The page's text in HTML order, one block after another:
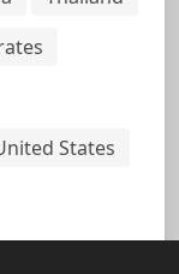
States